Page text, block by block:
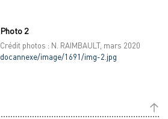
Photo 2
Crédit photos : N. RAIMBAULT, mars 2020
docannexe/image/1691/img-2.jpg